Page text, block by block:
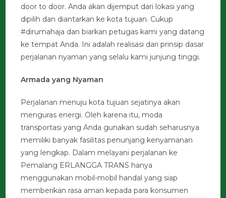
door to door. Anda akan dijemput dari lokasi yang
dipilih dan diantarkan ke kota tujuan. Cukup
#dirumahaja dan biarkan petugas kami yang datang
ke tempat Anda. Ini adalah realisasi dari prinsip dasar
perjalanan nyaman yang selalu kami junjung tinggi.
Armada yang Nyaman
Perjalanan menuju kota tujuan sejatinya akan
menguras energi. Oleh karena itu, moda
transportasi yang Anda gunakan sudah seharusnya
memiliki banyak fasilitas penunjang kenyamanan
yang lengkap. Dalam melayani perjalanan ke
Pemalang ERLANGGA TRANS hanya
menggunakan mobil-mobil handal yang siap
memberikan rasa aman kepada para konsumen